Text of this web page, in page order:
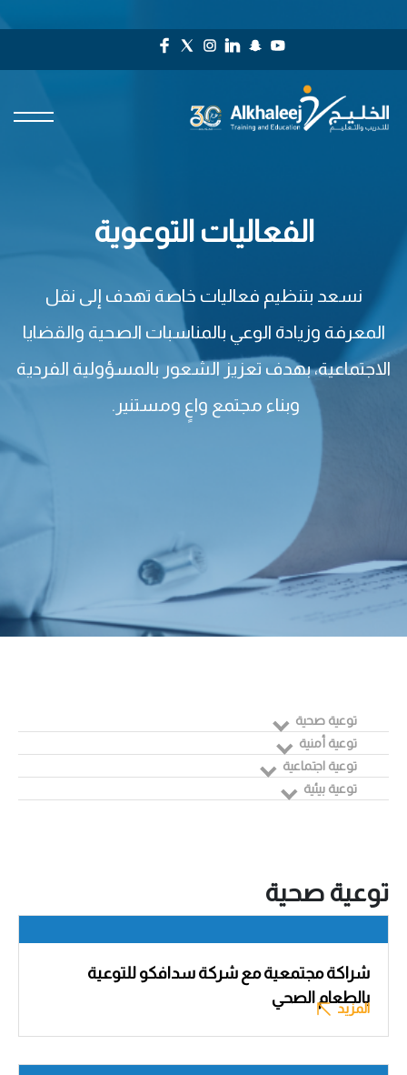
الفعاليات التوعوية
نسعد بتنظيم فعاليات خاصة تهدف إلى نقل
المعرفة وزيادة الوعي بالمناسبات الصحية والقضايا
الاجتماعية، بهدف تعزيز الشعور بالمسؤولية الفردية
وبناء مجتمع واعٍ ومستنير.
توعية صحية
شراكة مجتمعية مع شركة سدافكو للتوعية
بالطعام الصحي
المزيد
توعية صحية
توعية أمنية
توعية اجتماعية
توعية بيئية